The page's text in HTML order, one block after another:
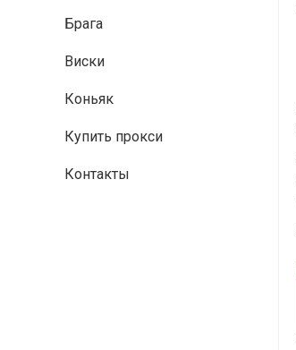
Брага
Виски
Коньяк
Купить прокси
Контакты